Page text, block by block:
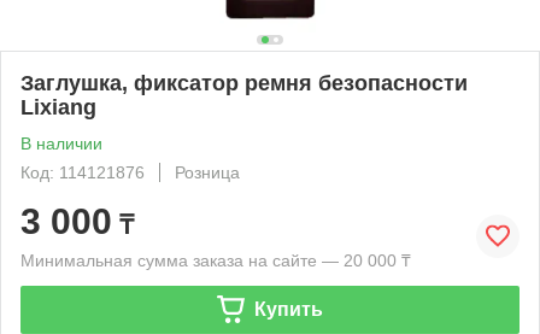
Заглушка, фиксатор ремня безопасности
Lixiang
В наличии
Код: 114121876
Розница
3 000 ₸
Минимальная сумма заказа на сайте — 20 000 ₸
Купить